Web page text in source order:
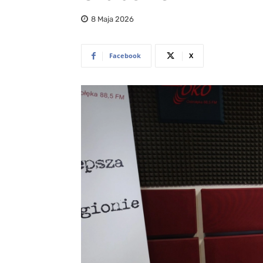
8 Maja 2026
Facebook X